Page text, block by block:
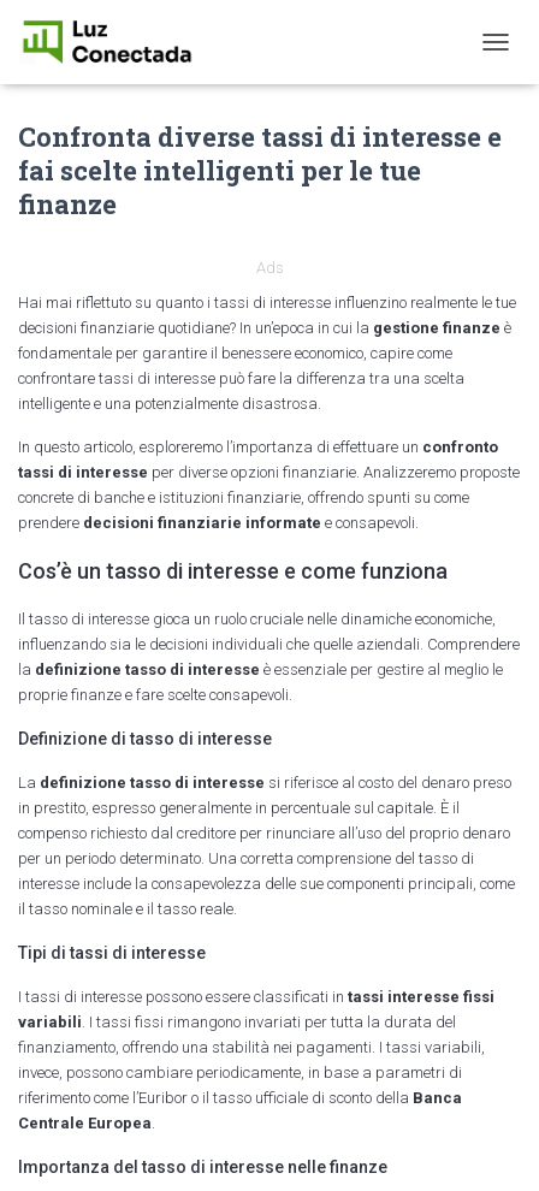
O
G
L
A
T
Confronta diverse tassi di interesse e
fai scelte intelligenti per le tue
finanze
Ads
Hai mai riflettuto su quanto i tassi di interesse influenzino realmente le tue
decisioni finanziarie quotidiane? In un’epoca in cui la gestione finanze è
fondamentale per garantire il benessere economico, capire come
confrontare tassi di interesse può fare la differenza tra una scelta
intelligente e una potenzialmente disastrosa.
In questo articolo, esploreremo l’importanza di effettuare un confronto
tassi di interesse per diverse opzioni finanziarie. Analizzeremo proposte
concrete di banche e istituzioni finanziarie, offrendo spunti su come
prendere decisioni finanziarie informate e consapevoli.
Cos’è un tasso di interesse e come funziona
Il tasso di interesse gioca un ruolo cruciale nelle dinamiche economiche,
influenzando sia le decisioni individuali che quelle aziendali. Comprendere
la definizione tasso di interesse è essenziale per gestire al meglio le
proprie finanze e fare scelte consapevoli.
Definizione di tasso di interesse
La definizione tasso di interesse si riferisce al costo del denaro preso
in prestito, espresso generalmente in percentuale sul capitale. È il
compenso richiesto dal creditore per rinunciare all’uso del proprio denaro
per un periodo determinato. Una corretta comprensione del tasso di
interesse include la consapevolezza delle sue componenti principali, come
il tasso nominale e il tasso reale.
Tipi di tassi di interesse
I tassi di interesse possono essere classificati in tassi interesse fissi
variabili . I tassi fissi rimangono invariati per tutta la durata del
finanziamento, offrendo una stabilità nei pagamenti. I tassi variabili,
invece, possono cambiare periodicamente, in base a parametri di
riferimento come l’Euribor o il tasso ufficiale di sconto della Banca
Centrale Europea
Importanza del tasso di interesse nelle finanze